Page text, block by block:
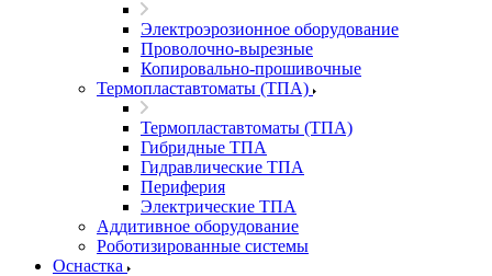
Электроэрозионное оборудование
Проволочно-вырезные
Копировально-прошивочные
Термопластавтоматы (ТПА)
Термопластавтоматы (ТПА)
Гибридные ТПА
Гидравлические ТПА
Периферия
Электрические ТПА
Аддитивное оборудование
Роботизированные системы
Оснастка